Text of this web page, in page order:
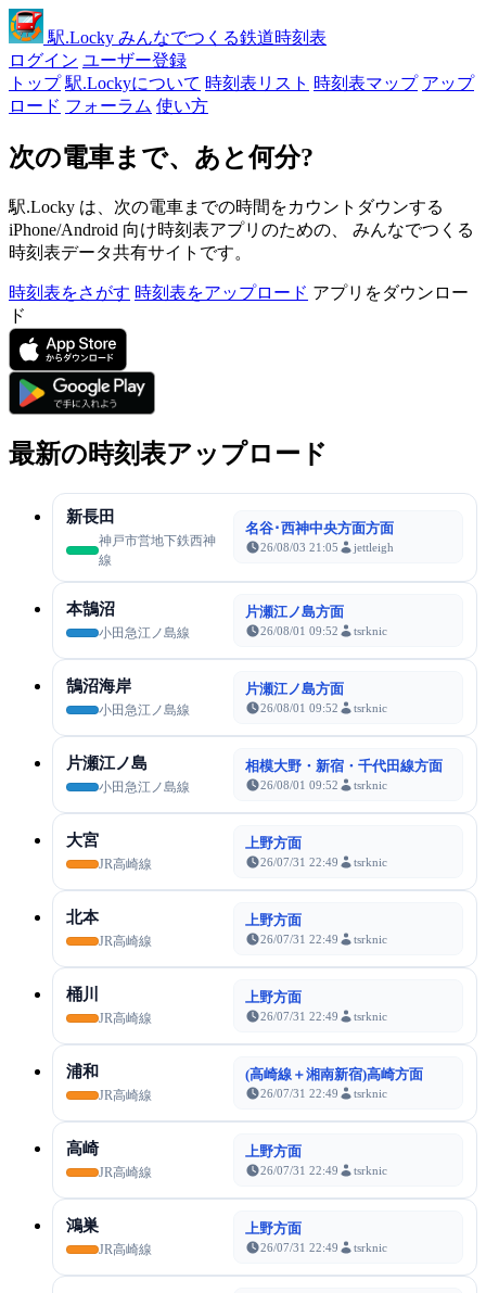
駅.Locky みんなでつくる鉄道時刻表
ログイン ユーザー登録
トップ 駅.Lockyについて 時刻表リスト 時刻表マップ アップ
ロード フォーラム 使い方
次の電車まで、あと何分?
駅.Locky は、次の電車までの時間をカウントダウンする
iPhone/Android 向け時刻表アプリのための、 みんなでつくる
時刻表データ共有サイトです。
時刻表をさがす 時刻表をアップロード アプリをダウンロー
ド
最新の時刻表アップロード
新長田
神戸市営地下鉄西神
線
名谷･西神中央方面方面
26/08/03 21:05 jettleigh
本鵠沼
小田急江ノ島線
片瀬江ノ島方面
26/08/01 09:52 tsrknic
鵠沼海岸
小田急江ノ島線
片瀬江ノ島方面
26/08/01 09:52 tsrknic
片瀬江ノ島
小田急江ノ島線
相模大野・新宿・千代田線方面
26/08/01 09:52 tsrknic
大宮
JR高崎線
上野方面
26/07/31 22:49 tsrknic
北本
JR高崎線
上野方面
26/07/31 22:49 tsrknic
桶川
JR高崎線
上野方面
26/07/31 22:49 tsrknic
浦和
JR高崎線
(高崎線＋湘南新宿)高崎方面
26/07/31 22:49 tsrknic
高崎
JR高崎線
上野方面
26/07/31 22:49 tsrknic
鴻巣
JR高崎線
上野方面
26/07/31 22:49 tsrknic